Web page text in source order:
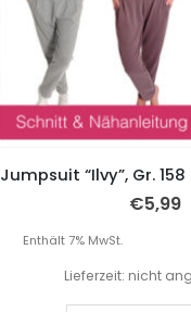
Jumpsuit “Ilvy”, Gr.
€5,99
Enthält 7% MwSt.
Lieferzeit: nicht